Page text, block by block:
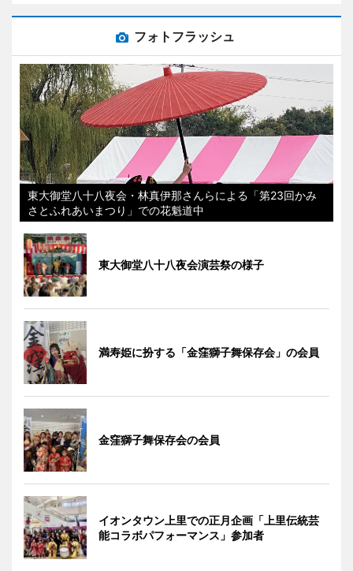
フォトフラッシュ
東大御堂八十八夜会・林真伊那さんらによる「第23回かみ
さとふれあいまつり」での花魁道中
東大御堂八十八夜会演芸祭の様子
満寿姫に扮する「金窪獅子舞保存会」の会員
金窪獅子舞保存会の会員
イオンタウン上里での正月企画「上里伝統芸
能コラボパフォーマンス」参加者